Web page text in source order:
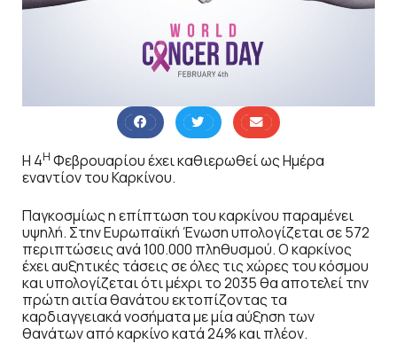
Η 4Η Φεβρουαρίου έχει καθιερωθεί ως Ημέρα
εναντίον του Καρκίνου.
Παγκοσμίως η επίπτωση του καρκίνου παραμένει
υψηλή. Στην Ευρωπαϊκή Ένωση υπολογίζεται σε 572
περιπτώσεις ανά 100.000 πληθυσμού. O καρκίνος
έχει αυξητικές τάσεις σε όλες τις χώρες του κόσμου
και υπολογίζεται ότι μέχρι το 2035 θα αποτελεί την
πρώτη αιτία θανάτου εκτοπίζοντας τα
καρδιαγγειακά νοσήματα με μία αύξηση των
θανάτων από καρκίνο κατά 24% και πλέον.